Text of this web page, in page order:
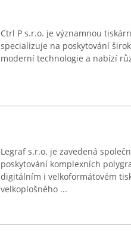
Ctrl P s.r.o. je významnou
specializuje na poskytování
moderní technologie a nabízí
Legraf s.r.o. je zavedená
poskytování komplexních
digitálním i velkoformátovém
velkoplošného ...